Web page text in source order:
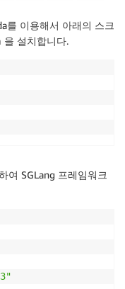
를 이용해서 아래의 스크
설치합니다.
여 SGLang 프레임워크